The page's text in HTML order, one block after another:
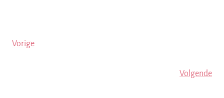
Vorige
Volgende